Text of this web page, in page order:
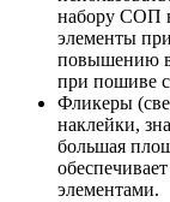
набору СОП
элементы
повышению
при пошиве
Фликеры
наклейки,
большая
элементами.